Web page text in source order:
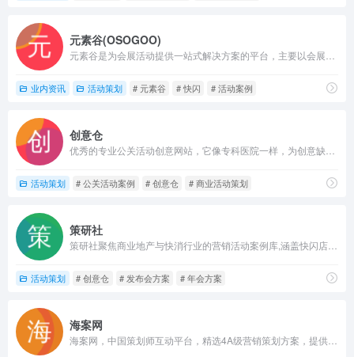
元素谷(OSOGOO)
业内资讯 活动策划 # 元素谷 # 快闪 # 活动案例
创意仓
活动策划 # 公关活动案例 # 创意仓 # 商业活动策划
策研社
活动策划 # 创意仓 # 发布会方案 # 年会方案
海案网